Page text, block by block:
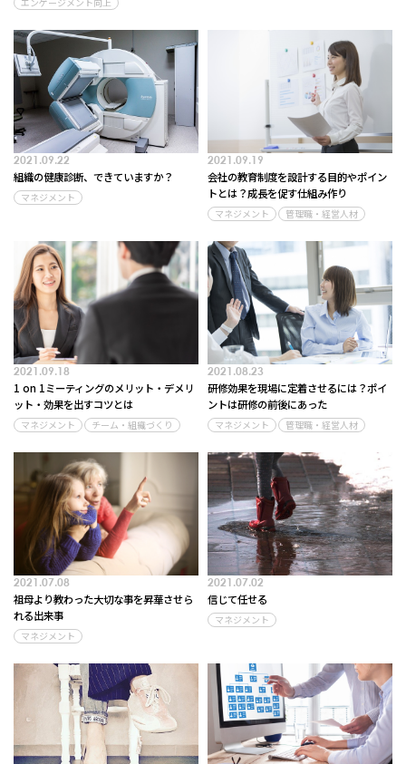
2021.09.22
組織の健康診断、できていますか？
マネジメント
2021.09.19
会社の教育制度を設計する目的やポイン
トとは？成長を促す仕組み作り
マネジメント 管理職・経営人材
2021.09.18
1 on 1ミーティングのメリット・デメリ
ット・効果を出すコツとは
マネジメント チーム・組織づくり
2021.08.23
研修効果を現場に定着させるには？ポイ
ントは研修の前後にあった
マネジメント 管理職・経営人材
2021.07.08
祖母より教わった大切な事を昇華させら
れる出来事
マネジメント
2021.07.02
信じて任せる
マネジメント